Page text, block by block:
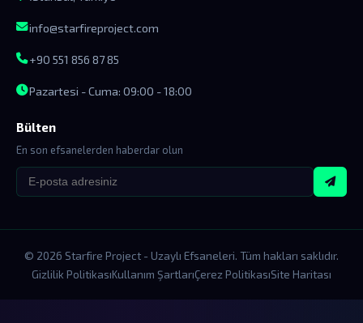
info@starfireproject.com
+90 551 856 87 85
Pazartesi - Cuma: 09:00 - 18:00
Bülten
En son efsanelerden haberdar olun
© 2026 Starfire Project - Uzaylı Efsaneleri. Tüm hakları saklıdır.
Gizlilik PolitikasıKullanım ŞartlarıÇerez PolitikasıSite Haritası